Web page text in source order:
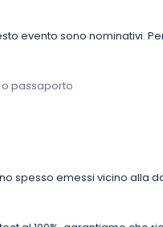
evento sono nominativi.
passaporto
spesso emessi vicino alla